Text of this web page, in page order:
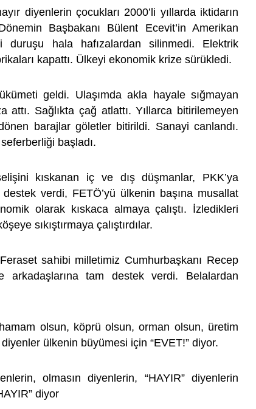
diyenlerin çocukları 2000’li yıllarda iktidarın
Başbakanı Bülent Ecevit’in Amerikan
duruşu hala hafızalardan silinmedi. Elektrik
kapattı. Ülkeyi ekonomik krize sürükledi.
geldi. Ulaşımda akla hayale sığmayan
attı. Sağlıkta çağ atlattı. Yıllarca bitirilemeyen
barajlar göletler bitirildi. Sanayi canlandı.
başladı.
kıskanan iç ve dış düşmanlar, PKK’ya
verdi, FETÖ’yü ülkenin başına musallat
olarak kıskaca almaya çalıştı. İzledikleri
sıkıştırmaya çalıştırdılar.
sahibi milletimiz Cumhurbaşkanı Recep
arkadaşlarına tam destek verdi. Belalardan
olsun, köprü olsun, orman olsun, üretim
ülkenin büyümesi için “EVET!” diyor.
olmasın diyenlerin, “HAYIR” diyenlerin
diyor